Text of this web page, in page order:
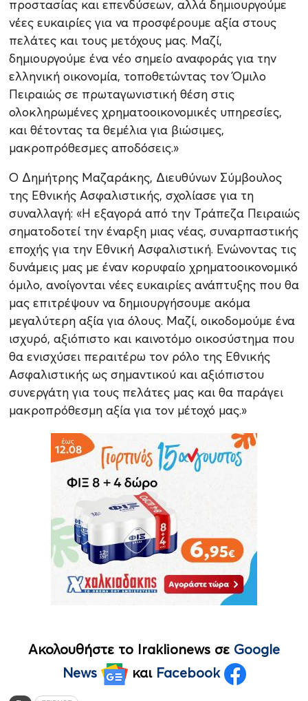
προστασίας και επενδύσεων, αλλά δημιουργούμε
νέες ευκαιρίες για να προσφέρουμε αξία στους
πελάτες και τους μετόχους μας. Μαζί,
δημιουργούμε ένα νέο σημείο αναφοράς για την
ελληνική οικονομία, τοποθετώντας τον Όμιλο
Πειραιώς σε πρωταγωνιστική θέση στις
ολοκληρωμένες χρηματοοικονομικές υπηρεσίες,
και θέτοντας τα θεμέλια για βιώσιμες,
μακροπρόθεσμες αποδόσεις.»
Ο Δημήτρης Μαζαράκης, Διευθύνων Σύμβουλος
της Εθνικής Ασφαλιστικής, σχολίασε για τη
συναλλαγή: «Η εξαγορά από την Τράπεζα Πειραιώς
σηματοδοτεί την έναρξη μιας νέας, συναρπαστικής
εποχής για την Εθνική Ασφαλιστική. Ενώνοντας τις
δυνάμεις μας με έναν κορυφαίο χρηματοοικονομικό
όμιλο, ανοίγονται νέες ευκαιρίες ανάπτυξης που θα
μας επιτρέψουν να δημιουργήσουμε ακόμα
μεγαλύτερη αξία για όλους. Μαζί, οικοδομούμε ένα
ισχυρό, αξιόπιστο και καινοτόμο οικοσύστημα που
θα ενισχύσει περαιτέρω τον ρόλο της Εθνικής
Ασφαλιστικής ως σημαντικού και αξιόπιστου
συνεργάτη για τους πελάτες μας και θα παράγει
μακροπρόθεσμη αξία για τον μέτοχό μας.»
Ακολουθήστε το Iraklionews σε Google
News
και Facebook